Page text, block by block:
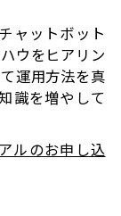
ャットボット
ウをヒアリン
運用方法を真
識を増やして
ルのお申し込